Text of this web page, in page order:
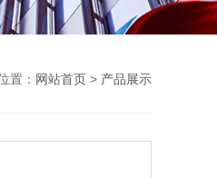
置： 网站首页 > 产品展示